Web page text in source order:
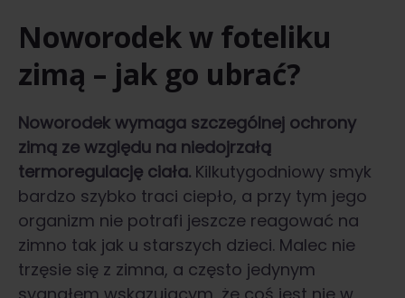
Noworodek w foteliku
zimą – jak go ubrać?
Noworodek wymaga szczególnej ochrony
zimą ze względu na niedojrzałą
termoregulację ciała. Kilkutygodniowy smyk
bardzo szybko traci ciepło, a przy tym jego
organizm nie potrafi jeszcze reagować na
zimno tak jak u starszych dzieci. Malec nie
trzęsie się z zimna, a często jedynym